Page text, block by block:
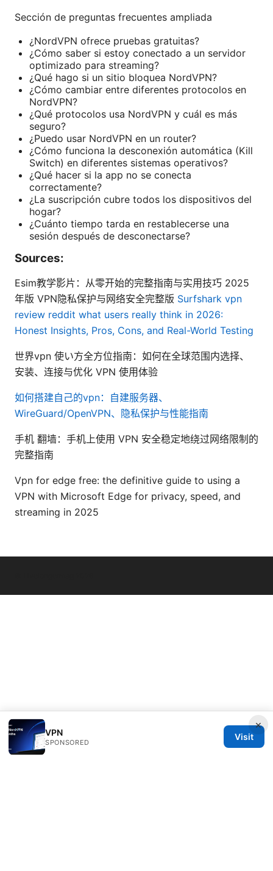
Sección de preguntas frecuentes ampliada
¿NordVPN ofrece pruebas gratuitas?
¿Cómo saber si estoy conectado a un servidor
optimizado para streaming?
¿Qué hago si un sitio bloquea NordVPN?
¿Cómo cambiar entre diferentes protocolos en
NordVPN?
¿Qué protocolos usa NordVPN y cuál es más
seguro?
¿Puedo usar NordVPN en un router?
¿Cómo funciona la desconexión automática (Kill
Switch) en diferentes sistemas operativos?
¿Qué hacer si la app no se conecta
correctamente?
¿La suscripción cubre todos los dispositivos del
hogar?
¿Cuánto tiempo tarda en restablecerse una
sesión después de desconectarse?
Sources:
Esim教学影片：从零开始的完整指南与实用技巧 2025
年版 VPN隐私保护与网络安全完整版 Surfshark vpn
review reddit what users really think in 2026:
Honest Insights, Pros, Cons, and Real-World Testing
世界vpn 使い方全方位指南：如何在全球范围内选择、
安装、连接与优化 VPN 使用体验
如何搭建自己的vpn：自建服务器、
WireGuard/OpenVPN、隐私保护与性能指南
手机 翻墙：手机上使用 VPN 安全稳定地绕过网络限制的
完整指南
Vpn for edge free: the definitive guide to using a
VPN with Microsoft Edge for privacy, speed, and
streaming in 2025
×
VPN
SPONSORED
Visit